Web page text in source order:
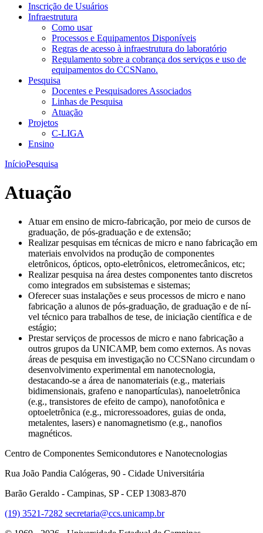
Inscrição de Usuários
Infraestrutura
Como usar
Processos e Equipamentos Disponíveis
Regras de acesso à infraestrutura do laboratório
Regulamento sobre a cobrança dos serviços e uso de
equipamentos do CCSNano.
Pesquisa
Docentes e Pesquisadores Associados
Linhas de Pesquisa
Atuação
Projetos
C-LIGA
Ensino
InícioPesquisa
Atuação
Atuarem ensino de micro-fabricação, por meio de cursos de
graduação, de pós-graduação e de extensão;
Realizar pesquisas em técnicas de micro e nano fabricação em
materiais envolvidos na produção de componentes
eletrônicos, ópticos, opto-eletrônicos, eletromecânicos, etc;
Realizar pesquisa na área destes componentes tanto discretos
como integrados em subsistemas e sistemas;
Oferecer suas instalações e seus processos de micro e nano
fabricação a alunos de pós-graduação, de graduação e de ní­
vel técnico para trabalhos de tese, de iniciação científica e de
estágio;
Prestar serviços de processos de micro e nano fabricação a
outros grupos da UNICAMP, bem como externos. As novas
áreas de pesquisa em investigação no CCSNano circundam o
desenvolvimento experimental em nanotecnologia,
destacando-se a área de nanomateriais (e.g., materiais
bidimensionais, grafeno e nanopartículas), nanoeletrônica
(e.g., transistores de efeito de campo), nanofotônica e
optoeletrônica (e.g., microressoadores, guias de onda,
metalentes, lasers) e nanomagnetismo (e.g., nanofios
magnéticos.
Centro de Componentes Semicondutores e Nanotecnologias
Rua João Pandia Calógeras, 90 - Cidade Universitária
Barão Geraldo - Campinas, SP - CEP 13083-870
(19) 3521-7282 secretaria@ccs.unicamp.br